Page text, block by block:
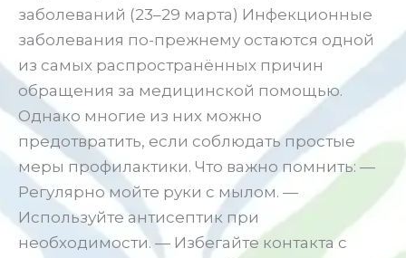
заболеваний (23–29 марта) Инфекционные
заболевания по-прежнему остаются одной
из самых распространённых причин
обращения за медицинской помощью.
Однако многие из них можно
предотвратить, если соблюдать простые
меры профилактики. Что важно помнить: —
Регулярно мойте руки с мылом. —
Используйте антисептик при
необходимости. — Избегайте контакта с